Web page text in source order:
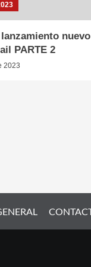
nuevo
PARTE 2
2023